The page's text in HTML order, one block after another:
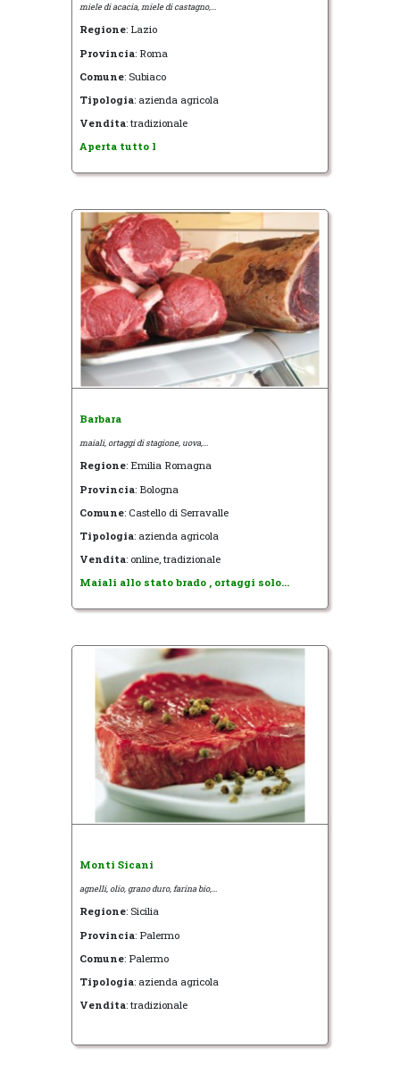
miele di acacia, miele di castagno,...
Regione: Lazio
Provincia: Roma
Comune: Subiaco
Tipologia: azienda agricola
Vendita: tradizionale
Aperta tutto l
Barbara
maiali, ortaggi di stagione, uova,...
Regione: Emilia Romagna
Provincia: Bologna
Comune: Castello di Serravalle
Tipologia: azienda agricola
Vendita: online, tradizionale
Maiali allo stato brado , ortaggi solo...
Monti Sicani
agnelli, olio, grano duro, farina bio,...
Regione: Sicilia
Provincia: Palermo
Comune: Palermo
Tipologia: azienda agricola
Vendita: tradizionale